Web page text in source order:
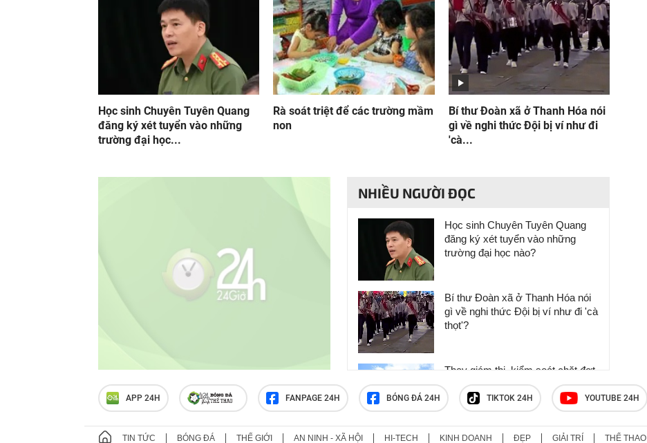
Học sinh Chuyên Tuyên Quang
đăng ký xét tuyển vào những
trường đại học...
Rà soát triệt để các trường mầm
non
Bí thư Đoàn xã ở Thanh Hóa nói
gì về nghi thức Đội bị ví như đi
'cà...
NHIỀU NGƯỜI ĐỌC
Học sinh Chuyên Tuyên Quang
đăng ký xét tuyển vào những
trường đại học nào?
Bí thư Đoàn xã ở Thanh Hóa nói
gì về nghi thức Đội bị ví như đi 'cà
thọt'?
Thay giám thị, kiểm soát chặt đợt
thi lại ở chuyên Tuyên Quang
APP 24H FANPAGE 24H BÓNG ĐÁ 24H TIKTOK 24H YOUTUBE 24H
TIN TỨC BÓNG ĐÁ THẾ GIỚI AN NINH - XÃ HỘI HI-TECH KINH DOANH ĐẸP GIẢI TRÍ THỂ THAO